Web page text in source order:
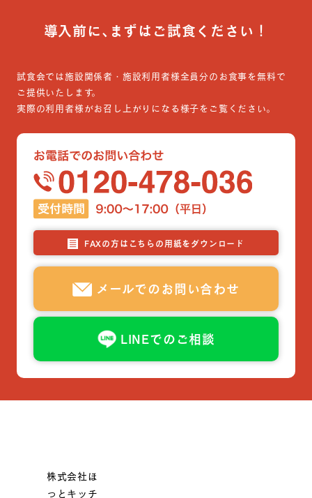
導入前に､まずはご試食ください！
試食会では施設関係者・施設利用者様全員分のお食事を無料で
ご提供いたします。
実際の利用者様がお召し上がりになる様子をご覧ください。
FAXの方はこちらの用紙をダウンロード
メールでのお問い合わせ
LINEでのご相談
株式会社ほ
っとキッチ